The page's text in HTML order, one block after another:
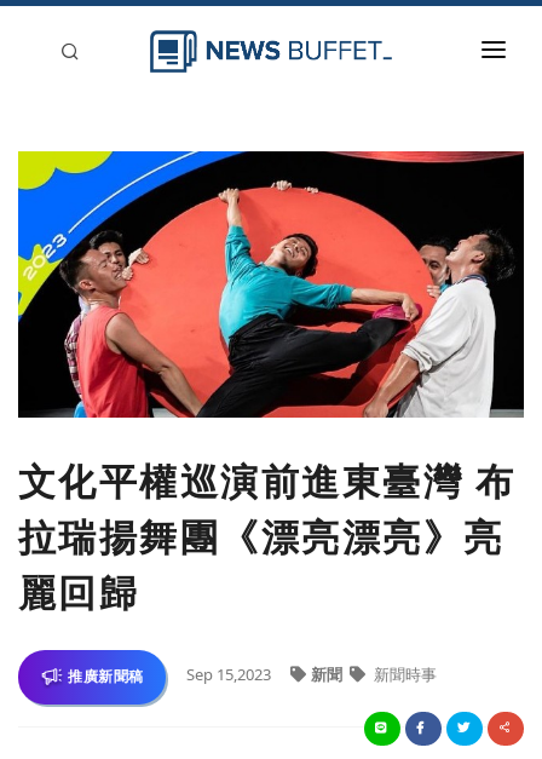
新聞稿分類
登入
刊登
文化平權巡演前進東臺灣 布
拉瑞揚舞團《漂亮漂亮》亮
麗回歸
推廣新聞稿 Sep 15,2023 新聞 新聞時事